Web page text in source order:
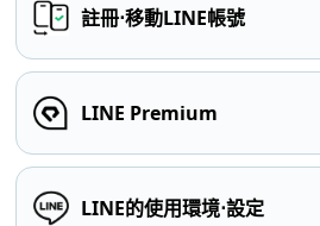
註冊⋅移動LINE帳號
LINE Premium
LINE的使用環境⋅設定